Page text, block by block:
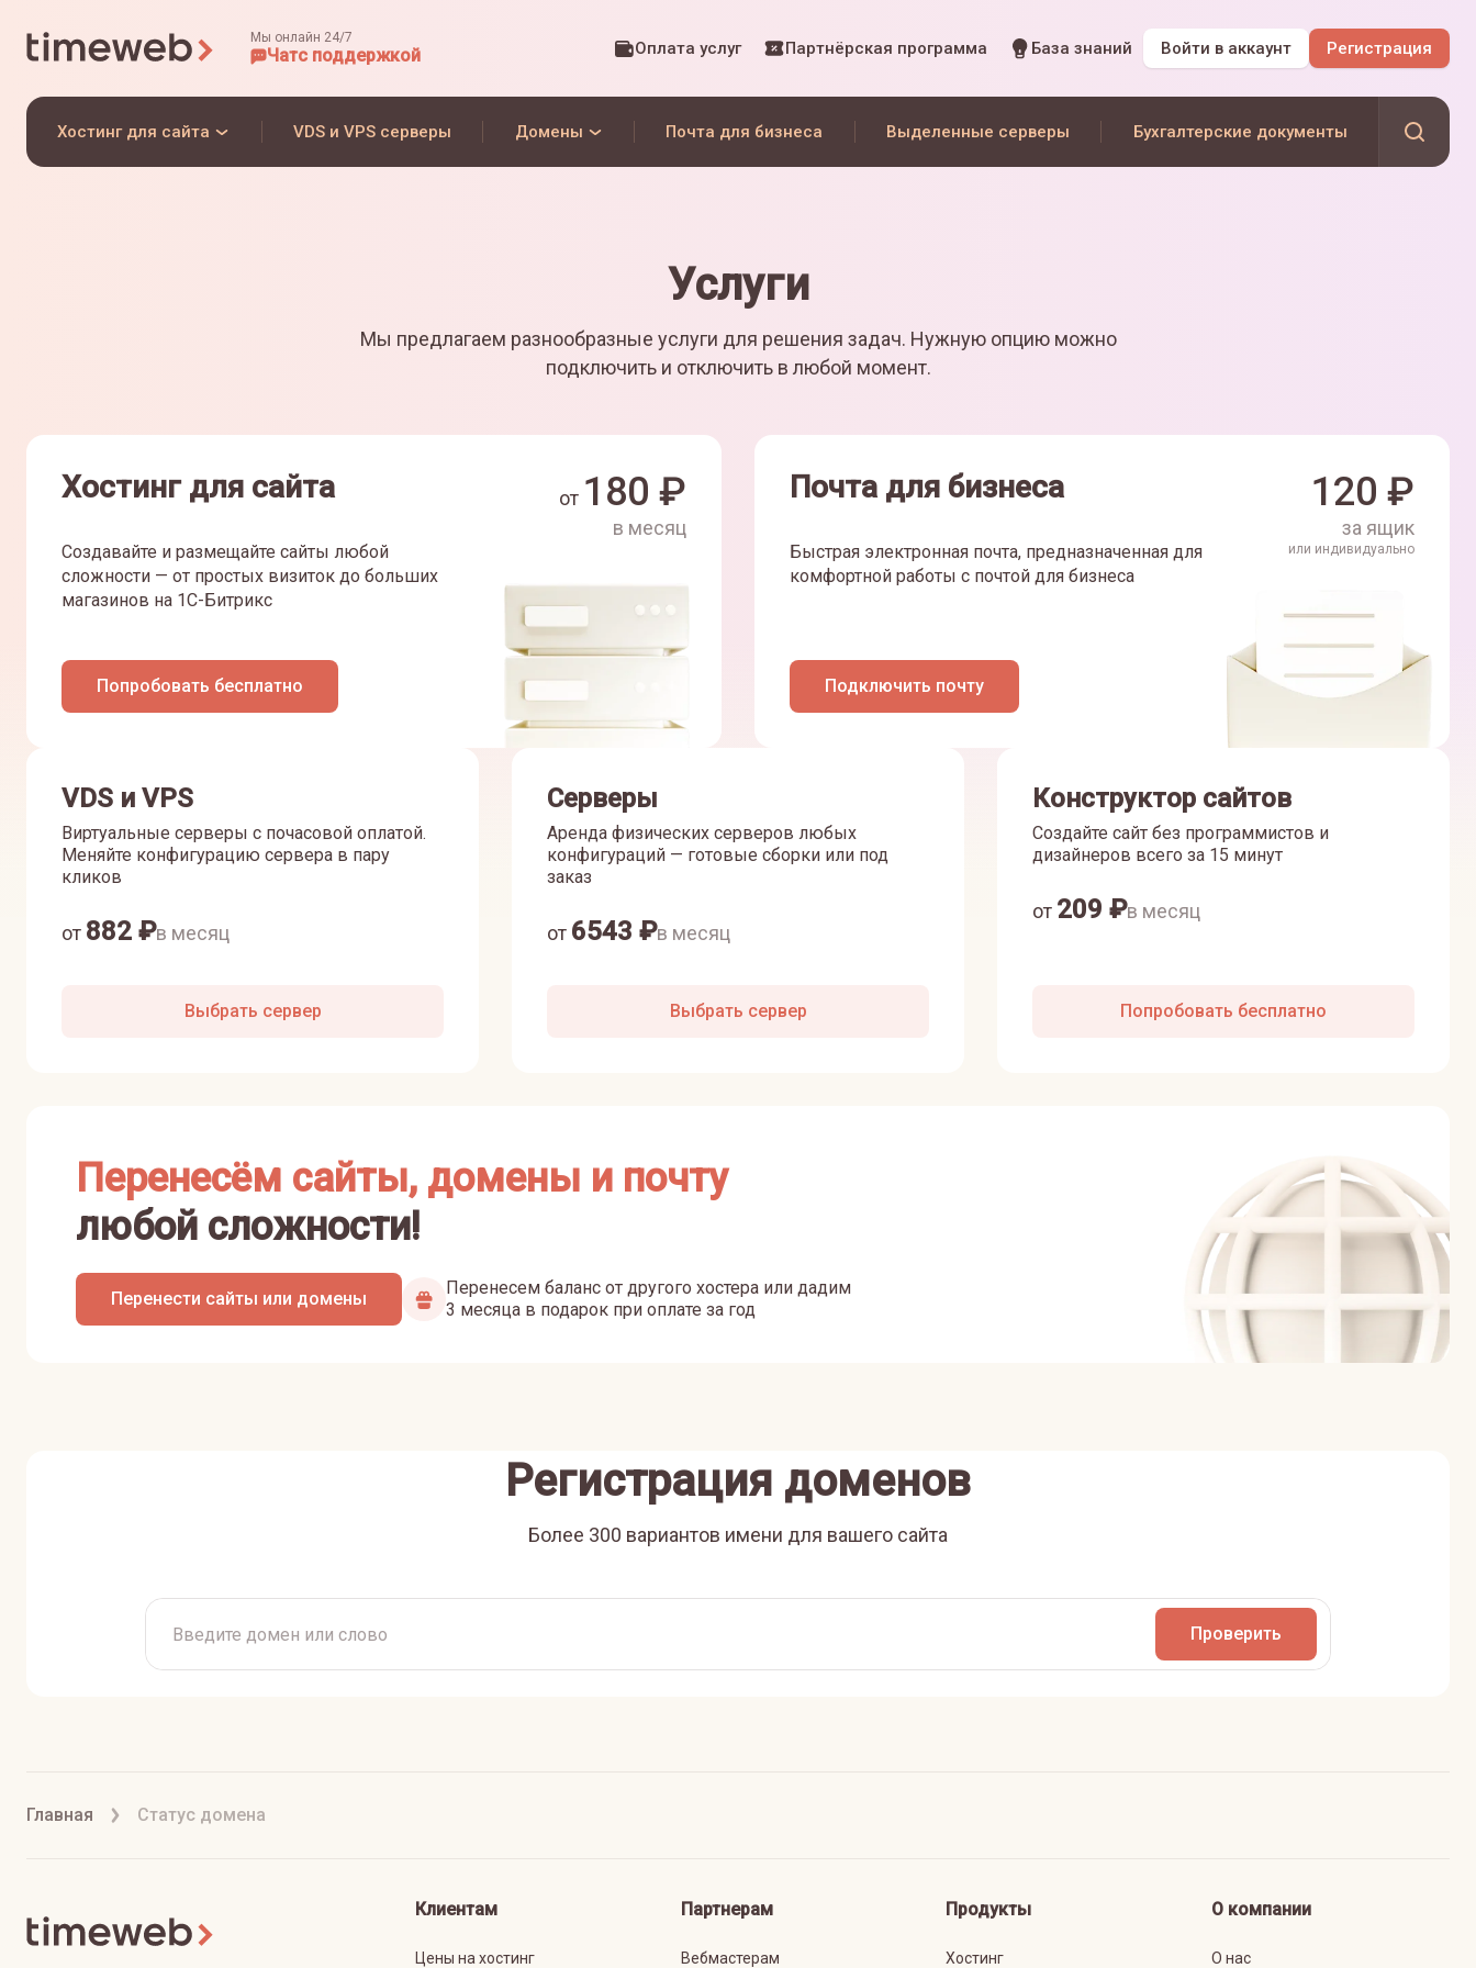
Мы онлайн 24/7
Чатс поддержкой Оплата услуг Партнёрская программа База знаний Войти в аккаунт Регистрация
Хостинг для сайта VDS и VPS серверы Домены Почта для бизнеса Выделенные серверы Бухгалтерские документы
Услуги
Мы предлагаем разнообразные услуги для решения задач. Нужную опцию можно
подключить и отключить в любой момент.
Хостинг для сайта
Создавайте и размещайте сайты любой
сложности — от простых визиток до больших
магазинов на 1С-Битрикс
Попробовать бесплатно
от 180 ₽
в месяц
Почта для бизнеса
Быстрая электронная почта, предназначенная для
комфортной работы с почтой для бизнеса
Подключить почту
120 ₽
за ящик
или индивидуально
VDS и VPS
Виртуальные серверы с почасовой оплатой.
Меняйте конфигурацию сервера в пару
кликов
от 882 ₽в месяц
Выбрать сервер
Серверы
Аренда физических серверов любых
конфигураций — готовые сборки или под
заказ
от 6543 ₽в месяц
Выбрать сервер
Конструктор сайтов
Создайте сайт без программистов и
дизайнеров всего за 15 минут
от 209 ₽в месяц
Попробовать бесплатно
Перенесём сайты, домены и почту
любой сложности!
Перенести сайты или домены
Перенесем баланс от другого хостера или дадим
3 месяца в подарок при оплате за год
Регистрация доменов
Более 300 вариантов имени для вашего сайта
Проверить
Главная Статус домена
Клиентам
Цены на хостинг
Партнерам
Вебмастерам
Продукты
Хостинг
О компании
О нас